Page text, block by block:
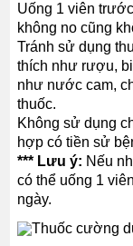
Uống 1 viên
không no cũng
Tránh sử dụng
thích như rượu,
như nước cam,
thuốc.
Không sử dụng
hợp có tiền sử
*** Lưu ý: Nếu
có thể uống 1
ngày.